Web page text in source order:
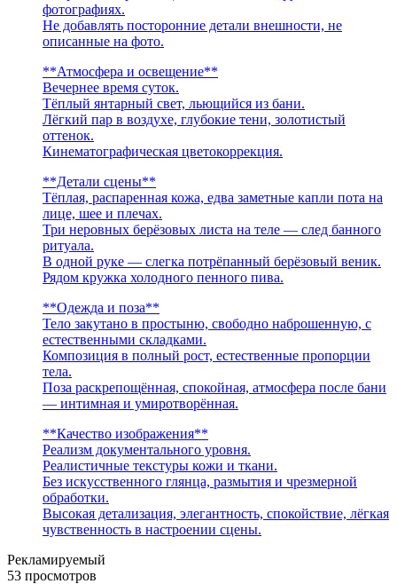
фотографиях.
Не добавлять посторонние детали внешности, не
описанные на фото.
**Атмосфера и освещение**
Вечернее время суток.
Тёплый янтарный свет, льющийся из бани.
Лёгкий пар в воздухе, глубокие тени, золотистый
оттенок.
Кинематографическая цветокоррекция.
**Детали сцены**
Тёплая, распаренная кожа, едва заметные капли пота на
лице, шее и плечах.
Три неровных берёзовых листа на теле — след банного
ритуала.
В одной руке — слегка потрёпанный берёзовый веник.
Рядом кружка холодного пенного пива.
**Одежда и поза**
Тело закутано в простыню, свободно наброшенную, с
естественными складками.
Композиция в полный рост, естественные пропорции
тела.
Поза раскрепощённая, спокойная, атмосфера после бани
— интимная и умиротворённая.
**Качество изображения**
Реализм документального уровня.
Реалистичные текстуры кожи и ткани.
Без искусственного глянца, размытия и чрезмерной
обработки.
Высокая детализация, элегантность, спокойствие, лёгкая
чувственность в настроении сцены.
Рекламируемый
53 просмотров